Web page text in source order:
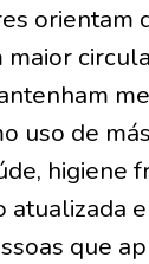
orientam
maior
uso de
higiene
atualizada
que